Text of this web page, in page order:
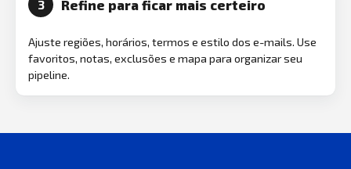
3 Refine para ficar mais certeiro
Ajuste regiões, horários, termos e estilo dos e-mails. Use
favoritos, notas, exclusões e mapa para organizar seu
pipeline.